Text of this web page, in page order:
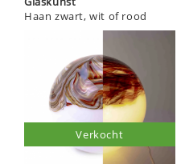
Haan zwart, wit of rood
Verkocht